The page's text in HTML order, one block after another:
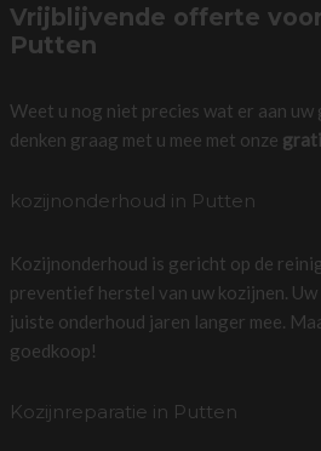
Vrijblijvende offerte
Putten
Weet u nog niet precies wat er aan
denken graag met u mee met onze
kozijnonderhoud in Putten
Kozijnonderhoud is gericht op de
preventief herstel van uw kozijnen.
juiste onderhoud jaren langer mee.
goedkoop!
Kozijnreparatie in Putten